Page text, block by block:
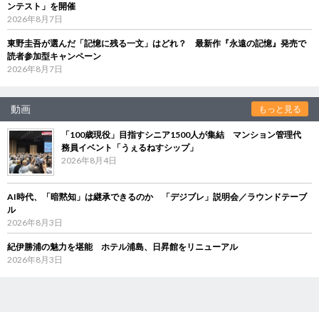
ンテスト」を開催
2026年8月7日
東野圭吾が選んだ「記憶に残る一文」はどれ？ 最新作『永遠の記憶』発売で
読者参加型キャンペーン
2026年8月7日
動画 もっと見る
「100歳現役」目指すシニア1500人が集結 マンション管理代
務員イベント「うぇるねすシップ」
2026年8月4日
AI時代、「暗黙知」は継承できるのか 「デジブレ」説明会／ラウンドテーブ
ル
2026年8月3日
紀伊勝浦の魅力を堪能 ホテル浦島、日昇館をリニューアル
2026年8月3日